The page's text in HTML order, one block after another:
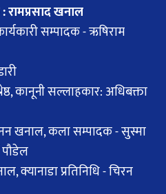
रामप्रसाद खनाल
सम्पादक - ऋषिराम
कानूनी सल्लाहकार: अधिबक्ता
खनाल, कला सम्पादक - सुस्मा
पौडेल
क्यानाडा प्रतिनिधि - चिरन